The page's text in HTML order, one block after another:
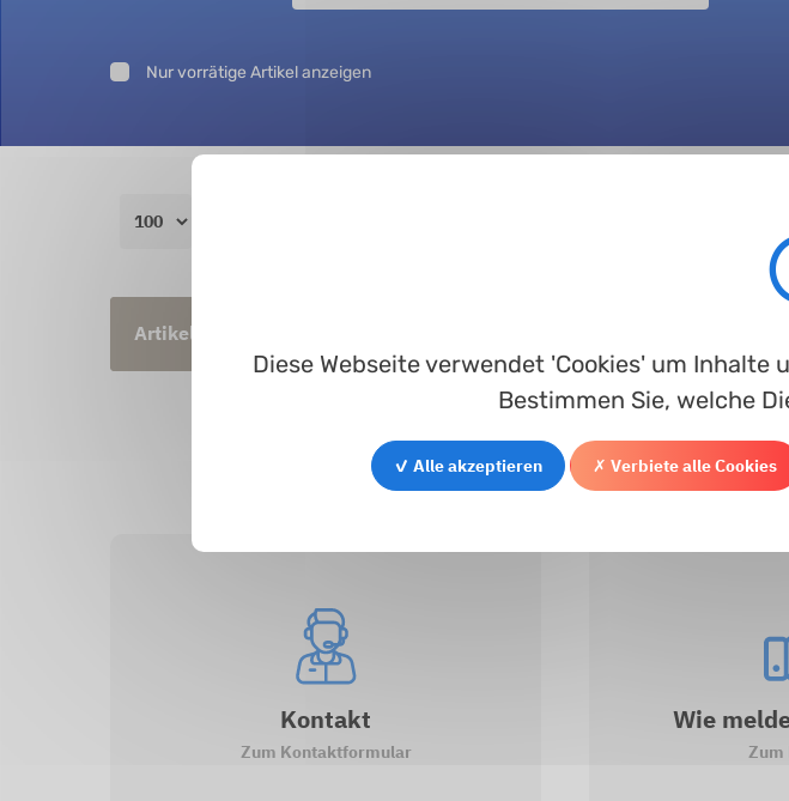
Nur vorrätige Artikel anzeigen
Bitte
Artikel
Kontakt
Zum Kontaktformular
Wie
Zum
Diese Webseite verwendet 'Cookies' um
Bestimmen Sie, welche
✓ Alle akzeptieren ✗ Verbiete alle Cookies